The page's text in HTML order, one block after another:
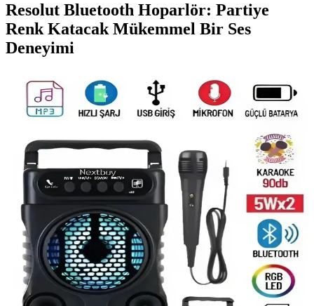
Resolut Bluetooth Hoparlör: Partiye
Renk Katacak Mükemmel Bir Ses
Deneyimi